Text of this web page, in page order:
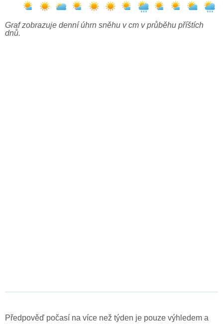
Graf zobrazuje denní úhrn sněhu v cm v průběhu příštích
dnů.
Předpověď počasí na více než týden je pouze výhledem a